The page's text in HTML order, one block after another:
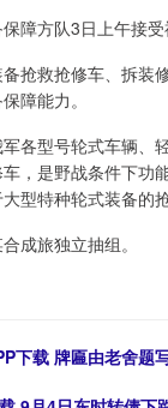
方队3日上午接受
救抢修车、拆装
障能力。
型号轮式车辆、
，是野战条件下
型特种轮式装备的抢
旅独立抽组。
下载 牌匾由老舍题